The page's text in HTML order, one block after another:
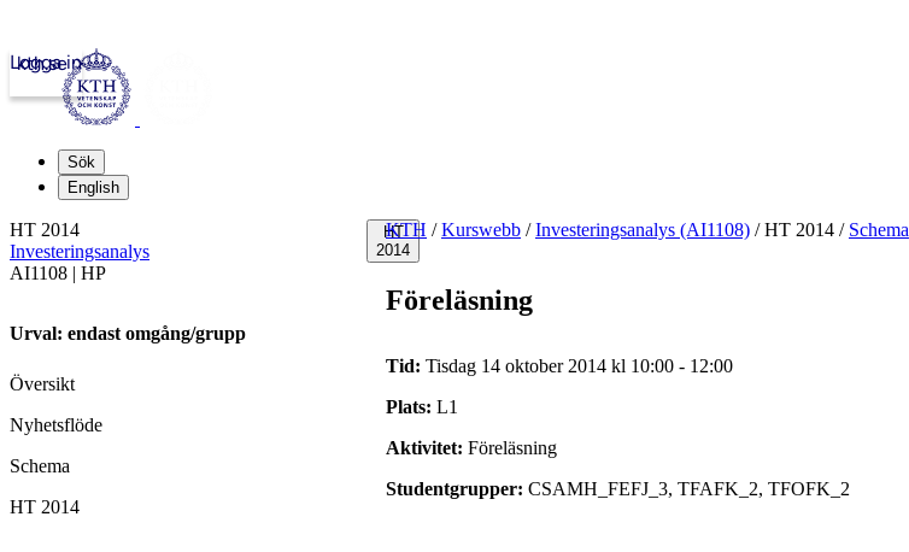
kth.se
Logga in
Sök
English
HT
2014
KTH / Kurswebb / Investeringsanalys (AI1108) /HT 2014 / Schema
Föreläsning
Tid: Tisdag 14 oktober 2014 kl 10:00 - 12:00
Plats: L1
Aktivitet: Föreläsning
Studentgrupper: CSAMH_FEFJ_3, TFAFK_2, TFOFK_2
HT 2014
Investeringsanalys
AI1108 | HP
Urval: endast omgång/grupp
Översikt
Nyhetsflöde
Schema
HT 2014